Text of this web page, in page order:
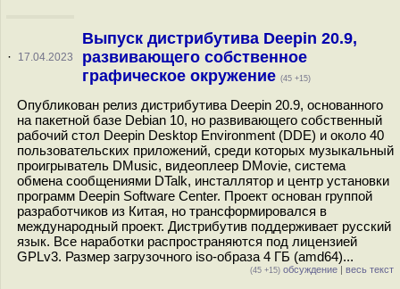
· 17.04.2023
Выпуск дистрибутива Deepin 20.9,
развивающего собственное
графическое окружение (45 +15)
Опубликован релиз дистрибутива Deepin 20.9, основанного
на пакетной базе Debian 10, но развивающего собственный
рабочий стол Deepin Desktop Environment (DDE) и около 40
пользовательских приложений, среди которых музыкальный
проигрыватель DMusic, видеоплеер DMovie, система
обмена сообщениями DTalk, инсталлятор и центр установки
программ Deepin Software Center. Проект основан группой
разработчиков из Китая, но трансформировался в
международный проект. Дистрибутив поддерживает русский
язык. Все наработки распространяются под лицензией
GPLv3. Размер загрузочного iso-образа 4 ГБ (amd64)...
(45 +15) обсуждение | весь текст